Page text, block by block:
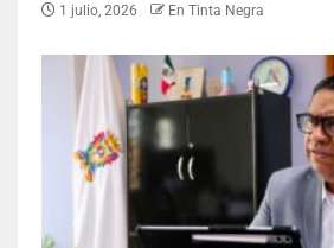
1 julio, 2026 En Tinta Negra